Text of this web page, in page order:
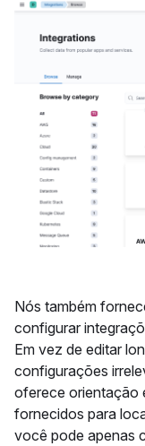
Nós também
configurar
Em vez de editar
configurações
oferece orientação
fornecidos para
você pode apenas